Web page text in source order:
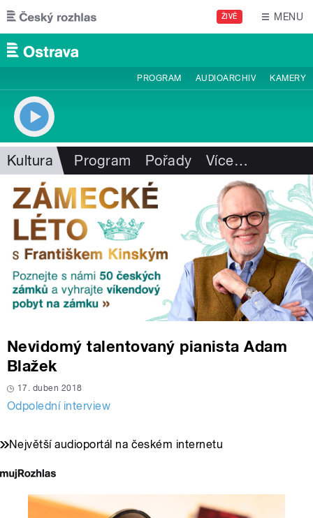
Přejít k hlavnímu obsahu
ŽIVĚ MENU
PROGRAM AUDIOARCHIV KAMERY
Kultura Program Pořady Více…
Nevidomý talentovaný pianista Adam
Blažek
17. duben 2018
Odpolední interview
Největší audioportál na českém internetu